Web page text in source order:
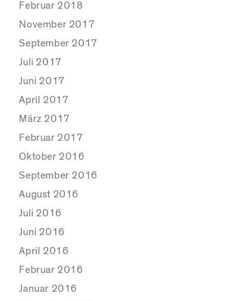
Februar 2018
November 2017
September 2017
Juli 2017
Juni 2017
April 2017
März 2017
Februar 2017
Oktober 2016
September 2016
August 2016
Juli 2016
Juni 2016
April 2016
Februar 2016
Januar 2016